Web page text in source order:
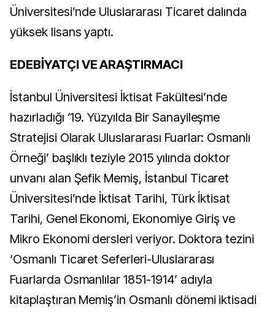
Üniversitesi’nde Uluslararası Ticaret dalında
yüksek lisans yaptı.
EDEBİYATÇI VE ARAŞTIRMACI
İstanbul Üniversitesi İktisat Fakültesi’nde
hazırladığı ’19. Yüzyılda Bir Sanayileşme
Stratejisi Olarak Uluslararası Fuarlar: Osmanlı
Örneği’ başlıklı teziyle 2015 yılında doktor
unvanı alan Şefik Memiş, İstanbul Ticaret
Üniversitesi’nde İktisat Tarihi, Türk İktisat
Tarihi, Genel Ekonomi, Ekonomiye Giriş ve
Mikro Ekonomi dersleri veriyor. Doktora tezini
‘Osmanlı Ticaret Seferleri-Uluslararası
Fuarlarda Osmanlılar 1851-1914’ adıyla
kitaplaştıran Memiş’in Osmanlı dönemi iktisadi